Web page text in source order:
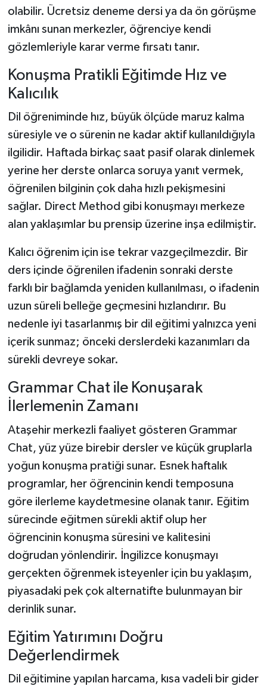
olabilir. Ücretsiz deneme dersi ya da ön görüşme
imkânı sunan merkezler, öğrenciye kendi
gözlemleriyle karar verme fırsatı tanır.
Konuşma Pratikli Eğitimde Hız ve
Kalıcılık
Dil öğreniminde hız, büyük ölçüde maruz kalma
süresiyle ve o sürenin ne kadar aktif kullanıldığıyla
ilgilidir. Haftada birkaç saat pasif olarak dinlemek
yerine her derste onlarca soruya yanıt vermek,
öğrenilen bilginin çok daha hızlı pekişmesini
sağlar. Direct Method gibi konuşmayı merkeze
alan yaklaşımlar bu prensip üzerine inşa edilmiştir.
Kalıcı öğrenim için ise tekrar vazgeçilmezdir. Bir
ders içinde öğrenilen ifadenin sonraki derste
farklı bir bağlamda yeniden kullanılması, o ifadenin
uzun süreli belleğe geçmesini hızlandırır. Bu
nedenle iyi tasarlanmış bir dil eğitimi yalnızca yeni
içerik sunmaz; önceki derslerdeki kazanımları da
sürekli devreye sokar.
Grammar Chat ile Konuşarak
İlerlemenin Zamanı
Ataşehir merkezli faaliyet gösteren Grammar
Chat, yüz yüze birebir dersler ve küçük gruplarla
yoğun konuşma pratiği sunar. Esnek haftalık
programlar, her öğrencinin kendi temposuna
göre ilerleme kaydetmesine olanak tanır. Eğitim
sürecinde eğitmen sürekli aktif olup her
öğrencinin konuşma süresini ve kalitesini
doğrudan yönlendirir. İngilizce konuşmayı
gerçekten öğrenmek isteyenler için bu yaklaşım,
piyasadaki pek çok alternatifte bulunmayan bir
derinlik sunar.
Eğitim Yatırımını Doğru
Değerlendirmek
Dil eğitimine yapılan harcama, kısa vadeli bir gider